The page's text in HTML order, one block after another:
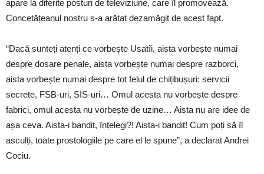
apare la diferite posturi de televiziune, care îl promovează.
Concetățeanul nostru s-a arătat dezamăgit de acest fapt.
“Dacă sunteți atenți ce vorbește Usatîi, aista vorbește numai
despre dosare penale, aista vorbește numai despre razborci,
aista vorbește numai despre tot felul de chițibușuri: servicii
secrete, FSB-uri, SIS-uri… Omul acesta nu vorbește despre
fabrici, omul acesta nu vorbește de uzine… Aista nu are idee de
așa ceva. Aista-i bandit, înțelegi?! Aista-i bandit! Cum poți să îl
asculți, toate prostologiile pe care el le spune”, a declarat Andrei
Cociu.